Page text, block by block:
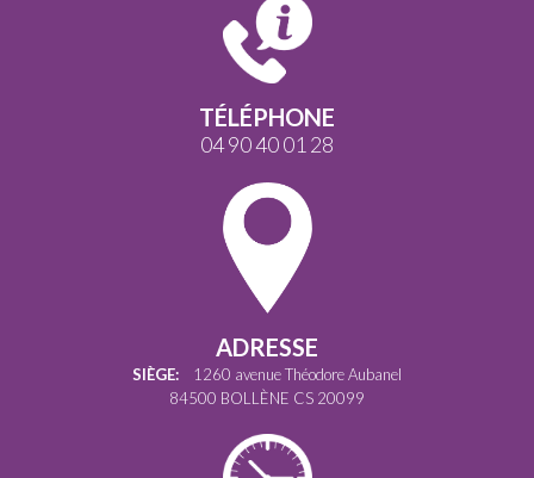
TÉLÉPHONE
04 90 40 01 28
ADRESSE
SIÈGE: 1260 avenue Théodore Aubanel
84500 BOLLÈNE CS 20099